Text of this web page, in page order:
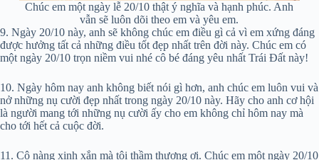
Chúc em một ngày lễ 20/10 thật ý nghĩa và hạnh phúc. Anh
vẫn sẽ luôn dõi theo em và yêu em.
9. Ngày 20/10 này, anh sẽ không chúc em điều gì cả vì em xứng đáng
được hưởng tất cả những điều tốt đẹp nhất trên đời này. Chúc em có
một ngày 20/10 trọn niềm vui nhé cô bé đáng yêu nhất Trái Đất này!
10. Ngày hôm nay anh không biết nói gì hơn, anh chúc em luôn vui và
nở những nụ cười đẹp nhất trong ngày 20/10 này. Hãy cho anh cơ hội
là người mang tới những nụ cười ấy cho em không chỉ hôm nay mà
cho tới hết cả cuộc đời.
11. Cô nàng xinh xắn mà tôi thầm thương ơi. Chúc em một ngày 20/10